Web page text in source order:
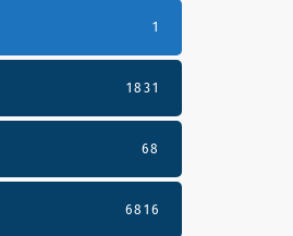
1
1831
68
6816